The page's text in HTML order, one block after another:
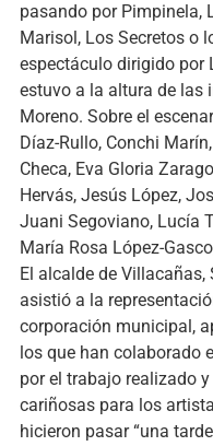
pasando por Pimpinela,
Marisol, Los Secretos o
espectáculo dirigido por
estuvo a la altura de las
Moreno. Sobre el
Díaz-Rullo, Conchi
Checa, Eva Gloria
Hervás, Jesús López,
Juani Segoviano, Lucía
María Rosa López-
El alcalde de
asistió a la
corporación municipal,
los que han colaborado
por el trabajo realizado
cariñosas para los
hicieron pasar “una